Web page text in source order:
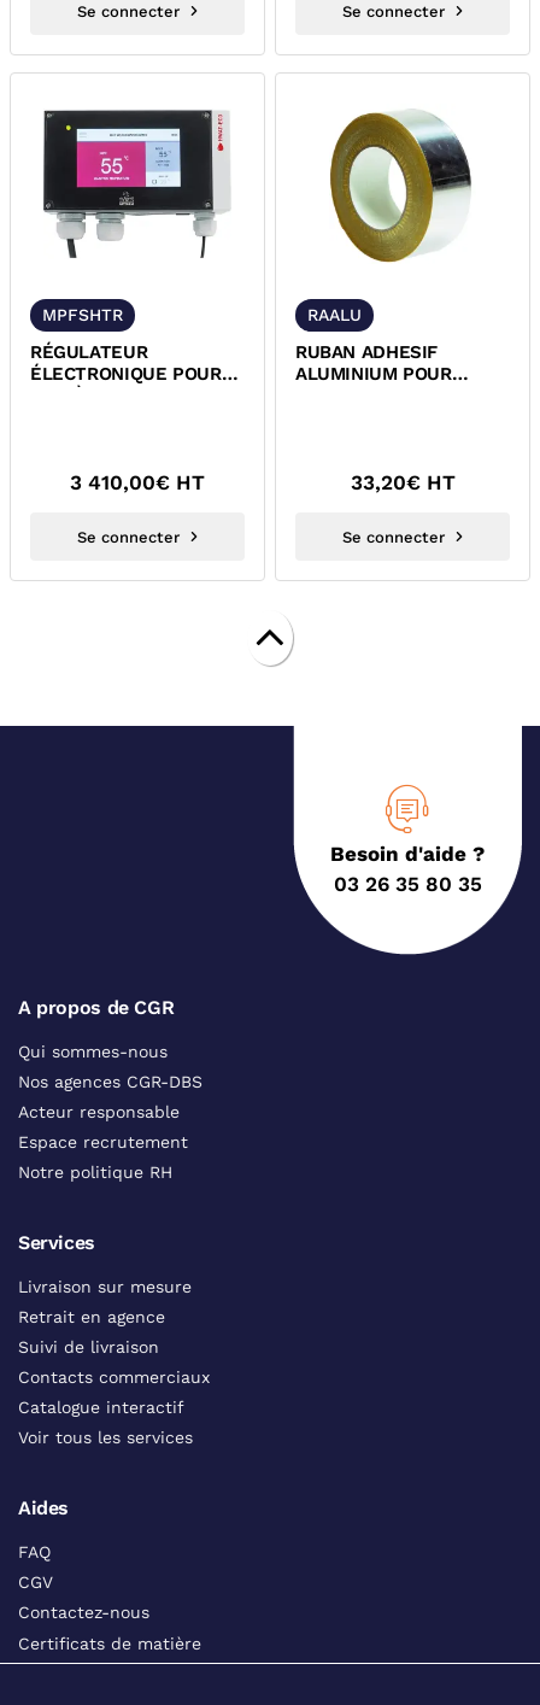
Se connecter Se connecter
MPFSHTR
RÉGULATEUR
ÉLECTRONIQUE POUR
SANITAIRE
3 410,00€ HT
Se connecter
RAALU
RUBAN ADHESIF
ALUMINIUM POUR
33,20€ HT
Se connecter
Besoin d'aide ?
03 26 35 80 35
A propos de CGR
Qui sommes-nous
Nos agences CGR-DBS
Acteur responsable
Espace recrutement
Notre politique RH
Services
Livraison sur mesure
Retrait en agence
Suivi de livraison
Contacts commerciaux
Catalogue interactif
Voir tous les services
Aides
FAQ
CGV
Contactez-nous
Certificats de matière